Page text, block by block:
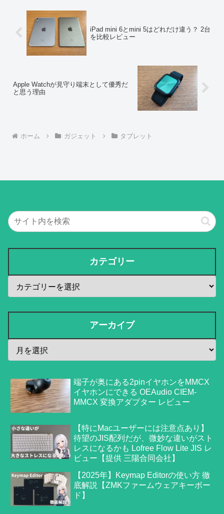
iPad mini 6とmini 5はどれだけ違う？ 2台
を比較レビュー
Apple Watchが見守り端末として優秀だ
と思う理由
ホーム ガジェット タブレット
カテゴリー
アーカイブ
端子が奥にある2pinイヤホンをMMCX
イヤホンにできる OEAudio CIEM-
MMCX 変換アダプター レビュー
【特にMacユーザーには注意点あり】
待望のJIS配列だが、微妙な違いがスト
レスになるかも Lofree Flow Lite JIS レ
ビュー【提供 三陽合同会社】
【2025年】Keymap Editorの使い方 徹
底解説【ZMKファームウェアキーボー
ド】